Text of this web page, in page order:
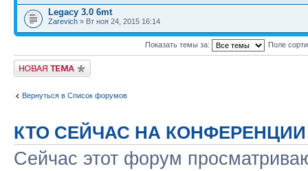
Legacy 3.0 6mt
Zarevich » Вт ноя 24, 2015 16:14
Показать темы за: Поле
Новая тема
Вернуться в Список форумов
КТО СЕЙЧАС НА КОНФЕРЕНЦИИ
Сейчас этот форум